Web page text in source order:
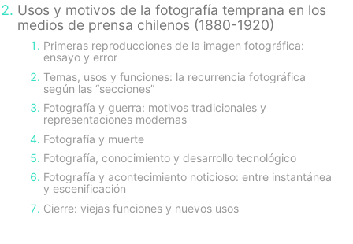
Usos y motivos de la fotografía temprana en los
medios de prensa chilenos (1880-1920)
Primeras reproducciones de la imagen fotográfica:
ensayo y error
Temas, usos y funciones: la recurrencia fotográfica
según las “secciones”
Fotografía y guerra: motivos tradicionales y
representaciones modernas
Fotografía y muerte
Fotografía, conocimiento y desarrollo tecnológico
Fotografía y acontecimiento noticioso: entre instantánea
y escenificación
Cierre: viejas funciones y nuevos usos